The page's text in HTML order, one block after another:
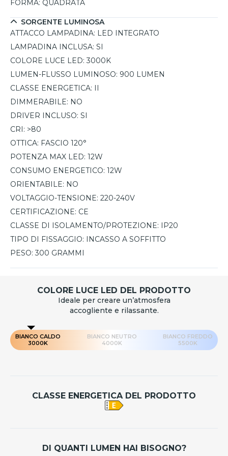
FORMA: QUADRATA
SORGENTE LUMINOSA
ATTACCO LAMPADINA: LED INTEGRATO
LAMPADINA INCLUSA: SI
COLORE LUCE LED: 3000K
LUMEN-FLUSSO LUMINOSO: 900 LUMEN
CLASSE ENERGETICA: II
DIMMERABILE: NO
DRIVER INCLUSO: SI
CRI: >80
OTTICA: FASCIO 120°
POTENZA MAX LED: 12W
CONSUMO ENERGETICO: 12W
ORIENTABILE: NO
VOLTAGGIO-TENSIONE: 220-240V
CERTIFICAZIONE: CE
CLASSE DI ISOLAMENTO/PROTEZIONE: IP20
TIPO DI FISSAGGIO: INCASSO A SOFFITTO
PESO: 300 GRAMMI
COLORE LUCE LED DEL PRODOTTO
Ideale per creare un’atmosfera
accogliente e rilassante.
BIANCO CALDO
3000K
BIANCO NEUTRO
4000K
BIANCO FREDDO
5500K
CLASSE ENERGETICA DEL PRODOTTO
DI QUANTI LUMEN HAI BISOGNO?